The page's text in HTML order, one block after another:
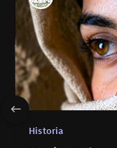
Historia